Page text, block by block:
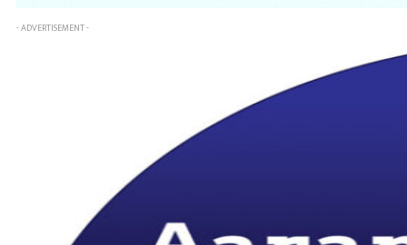
- ADVERTISEMENT -